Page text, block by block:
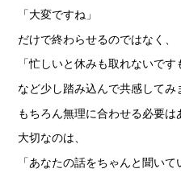
「大変ですね」
だけで終わらせるのではなく、
「忙しいと休みも取れないです
など少し踏み込んで共感してみ
もちろん無理に合わせる必要は
大切なのは、
「あなたの話をちゃんと聞いて